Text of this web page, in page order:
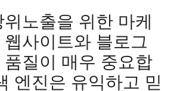
노출을 위한 마케
웹사이트와 블로그
품질이 매우 중요합
엔진은 유익하고 믿